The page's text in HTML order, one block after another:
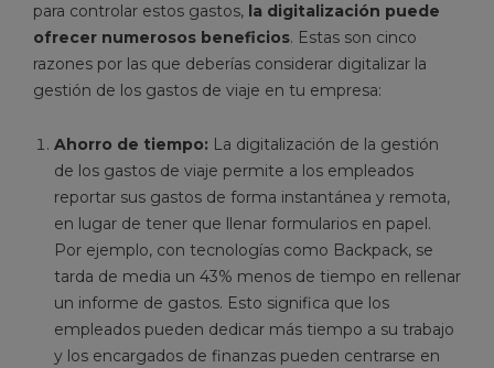
para controlar estos gastos, la digitalización puede
ofrecer numerosos beneficios. Estas son cinco
razones por las que deberías considerar digitalizar la
gestión de los gastos de viaje en tu empresa:
Ahorro de tiempo: La digitalización de la gestión
de los gastos de viaje permite a los empleados
reportar sus gastos de forma instantánea y remota,
en lugar de tener que llenar formularios en papel.
Por ejemplo, con tecnologías como Backpack, se
tarda de media un 43% menos de tiempo en rellenar
un informe de gastos. Esto significa que los
empleados pueden dedicar más tiempo a su trabajo
y los encargados de finanzas pueden centrarse en